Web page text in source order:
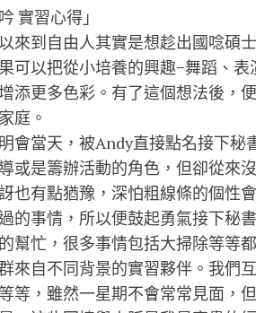
實習心得」
來到自由人其實是想趁出國唸碩
可以把從小培養的興趣−舞蹈、
添更多色彩。有了這個想法後，
庭。
會當天，被Andy直接點名接下
或是籌辦活動的角色，但卻從來
也有點猶豫，深怕粗線條的個性
的事情，所以便鼓起勇氣接下秘
幫忙，很多事情包括大掃除等等
來自不同背景的實習夥伴。我們
等，雖然一星期不會常常見面，